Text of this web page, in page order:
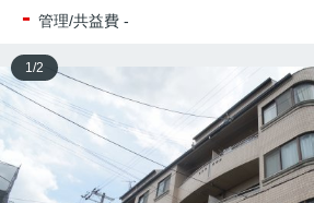
- 管理/共益費 -
1 /2